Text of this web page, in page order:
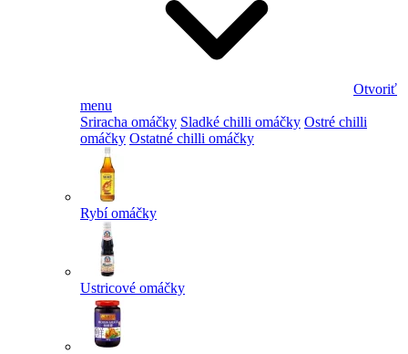
Otvoriť
menu
Sriracha omáčky Sladké chilli omáčky Ostré chilli
omáčky Ostatné chilli omáčky
Rybí omáčky
Ustricové omáčky